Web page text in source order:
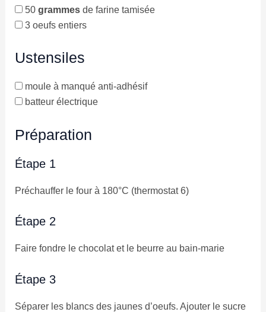
50 grammesde farine tamisée
3oeufs entiers
Ustensiles
moule à manqué anti-adhésif
batteur électrique
Préparation
Étape 1
Préchauffer le four à 180°C (thermostat 6)
Étape 2
Faire fondre le chocolat et le beurre au bain-marie
Étape 3
Séparer les blancs des jaunes d’oeufs. Ajouter le sucre